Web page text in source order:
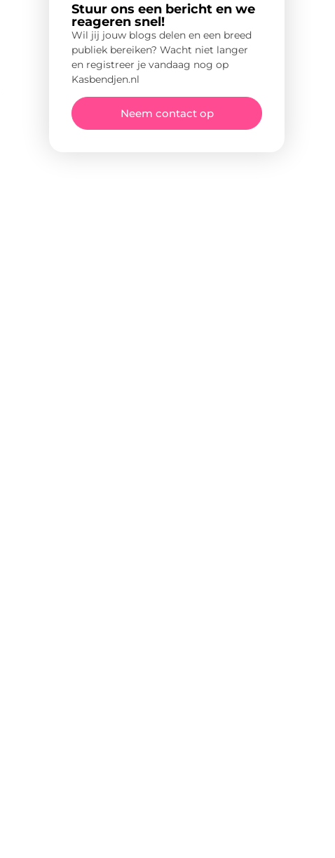
Stuur ons een bericht en we
reageren snel!
Wil jij jouw blogs delen en een breed
publiek bereiken? Wacht niet langer
en registreer je vandaag nog op
Kasbendjen.nl
Neem contact op